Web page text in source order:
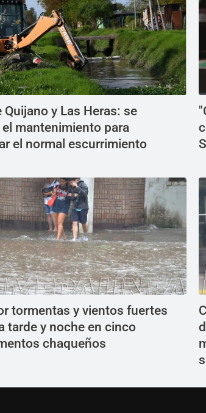
Quijano y Las Heras: se
mantenimiento para
el normal escurrimiento
tormentas y vientos fuertes
tarde y noche en cinco
chaqueños